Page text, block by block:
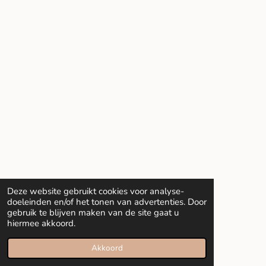
Deze website gebruikt cookies voor analyse-
doeleinden en/of het tonen van advertenties. Door
gebruik te blijven maken van de site gaat u
hiermee akkoord.
Akkoord